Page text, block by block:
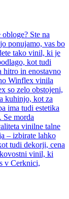
Ste na
ponujamo, vas bo
tako vinil, ki je
kot tudi
hitro in enostavno
Winflex vinila
so zelo obstojeni,
kuhinjo, kot za
ima tudi estetika
morda
vinilne talne
– izbirate lahko
tudi dekorji, cena
vinil, ki
v Cerknici,